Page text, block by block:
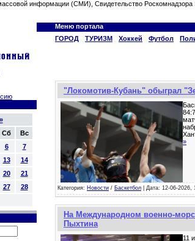
информации (СМИ), Свидетельство
Меню портала
ГОРОД
ТУРИЗМ Хоккей Футбол
»
Сб
Вс
6
7
13
14
20
21
27
28
"Локомотив-Кубань" обыграл
»
Категория: Новости / Баскетбол | Дата: 12-06-2026,
На Международном военно-
Пыхтина
11